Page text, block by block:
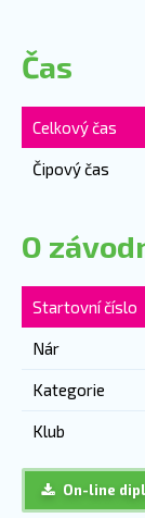
Čas
Celkový čas
Čipový čas
O
Startovní číslo
Nár
Kategorie
Klub
On-line